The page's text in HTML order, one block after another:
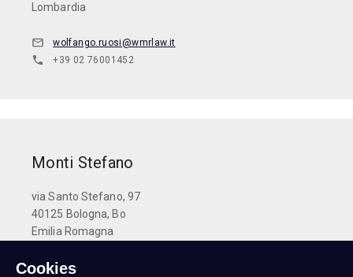
Lombardia
wolfango.ruosi@wmrlaw.it
+39 02 76001452
Monti Stefano
via Santo Stefano, 97
40125 Bologna, Bo
Emilia Romagna
stefano.monti@dottcommbo.it
Cookies